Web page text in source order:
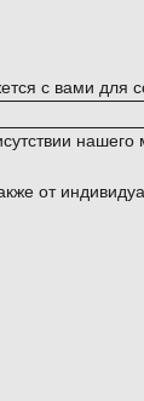
с вами для
от